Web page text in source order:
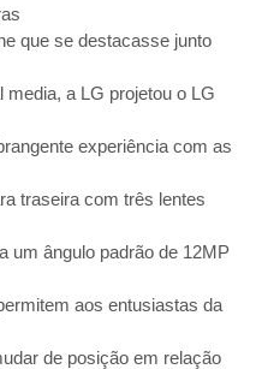
que se destacasse junto
a LG projetou o LG
experiência com as
traseira com três lentes
um ângulo padrão de 12MP
aos entusiastas da
de posição em relação